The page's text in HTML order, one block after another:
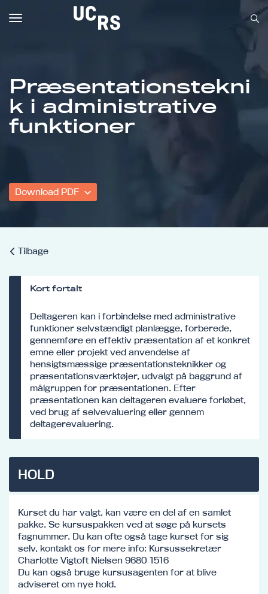
Om UCRS
Bliv faglært
Præsentationstekni
k i administrative
funktioner
Download PDF
Tilbage
Kort fortalt
Deltageren kan i forbindelse med administrative
funktioner selvstændigt planlægge, forberede,
gennemføre en effektiv præsentation af et konkret
emne eller projekt ved anvendelse af
hensigtsmæssige præsentationsteknikker og
præsentationsværktøjer, udvalgt på baggrund af
målgruppen for præsentationen. Efter
præsentationen kan deltageren evaluere forløbet,
ved brug af selvevaluering eller gennem
deltagerevaluering.
HOLD
Kurset du har valgt, kan være en del af en samlet
pakke. Se kursuspakken ved at søge på kursets
fagnummer. Du kan ofte også tage kurset for sig
selv, kontakt os for mere info: Kursussekretær
Charlotte Vigtoft Nielsen 9680 1516
Du kan også bruge kursusagenten for at blive
adviseret om nye hold.